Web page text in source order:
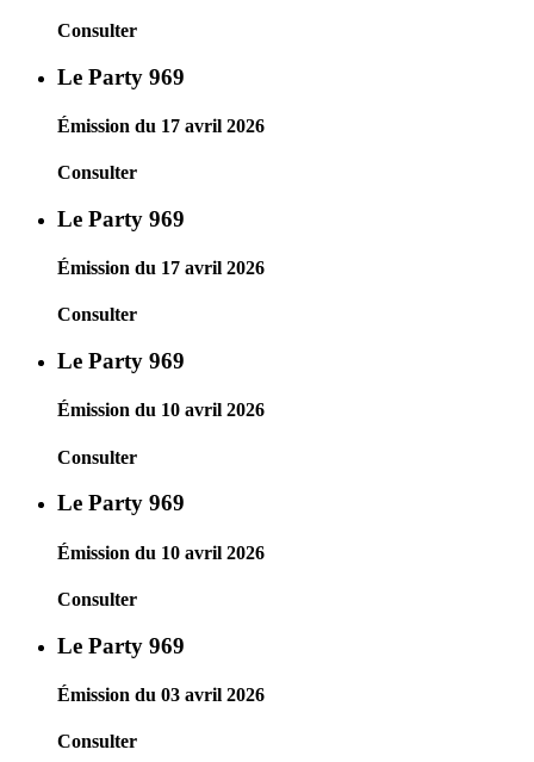
Consulter
Le Party 969
Émission du 17 avril 2026
Consulter
Le Party 969
Émission du 17 avril 2026
Consulter
Le Party 969
Émission du 10 avril 2026
Consulter
Le Party 969
Émission du 10 avril 2026
Consulter
Le Party 969
Émission du 03 avril 2026
Consulter